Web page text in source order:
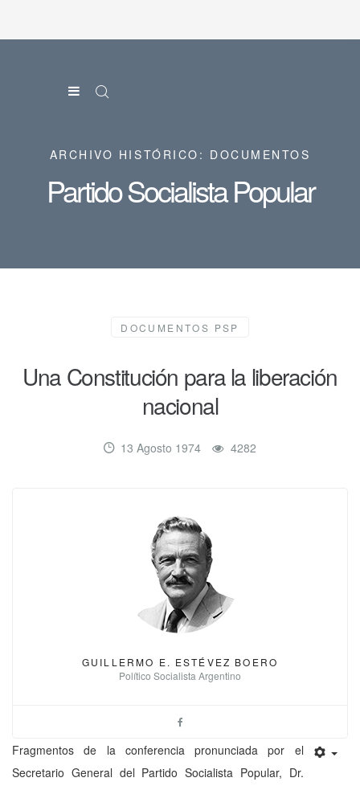
ARCHIVO HISTÓRICO: DOCUMENTOS
Partido Socialista Popular
DOCUMENTOS PSP
Una Constitución para la liberación
nacional
13 Agosto 1974 4282
GUILLERMO E. ESTÉVEZ BOERO
Político Socialista Argentino
Fragmentos de la conferencia pronunciada por el
Secretario General del Partido Socialista Popular, Dr.